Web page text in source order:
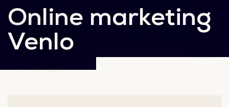
Online marketing
Venlo